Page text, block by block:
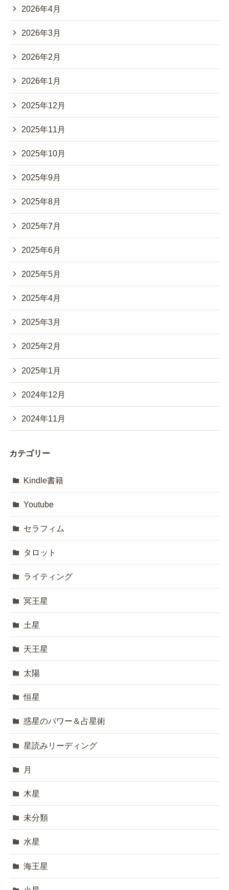
2026年4月
2026年3月
2026年2月
2026年1月
2025年12月
2025年11月
2025年10月
2025年9月
2025年8月
2025年7月
2025年6月
2025年5月
2025年4月
2025年3月
2025年2月
2025年1月
2024年12月
2024年11月
カテゴリー
Kindle書籍
Youtube
セラフィム
タロット
ライティング
冥王星
土星
天王星
太陽
恒星
惑星のパワー＆占星術
星読みリーディング
月
木星
未分類
水星
海王星